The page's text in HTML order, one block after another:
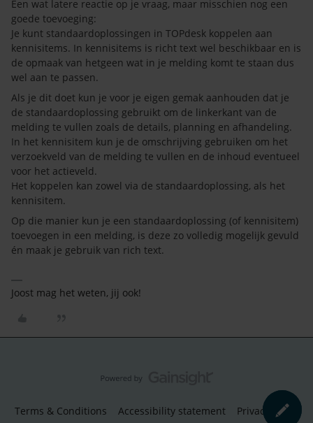
Een wat latere reactie op je vraag, maar misschien nog een
goede toevoeging:
Je kunt standaardoplossingen in TOPdesk koppelen aan
kennisitems. In kennisitems is richt text wel beschikbaar en is
de opmaak van hetgeen wat in je melding komt te staan dus
wel aan te passen.
Als je dit doet kun je voor je eigen gemak aanhouden dat je
de standaardoplossing gebruikt om de linkerkant van de
melding te vullen zoals de details, planning en afhandeling.
In het kennisitem kun je de omschrijving gebruiken om het
verzoekveld van de melding te vullen en de inhoud eventueel
voor het actieveld.
Het koppelen kan zowel via de standaardoplossing, als het
kennisitem.
Op die manier kun je een standaardoplossing (of kennisitem)
toevoegen in een melding, is deze zo volledig mogelijk gevuld
én maak je gebruik van rich text.
Joost mag het weten, jij ook!
Terms & Conditions Accessibility statement Privacy Policy